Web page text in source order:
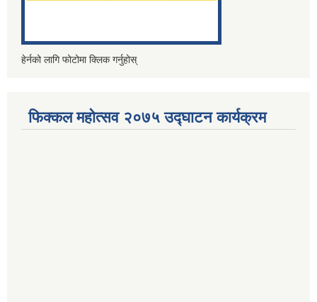
हेर्नको लागि फोटोमा क्लिक गर्नुहोस्
फिक्कल महोत्सव २०७५ उद्घाटन कार्यक्रम